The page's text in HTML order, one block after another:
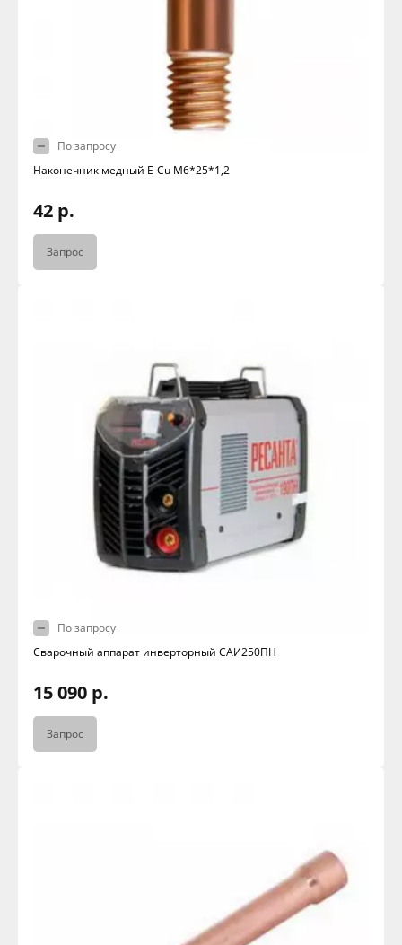
По запросу
Наконечник медный E-Cu M6*25*1,2
42 р.
Запрос
По запросу
Сварочный аппарат инверторный САИ250ПН
15 090 р.
Запрос